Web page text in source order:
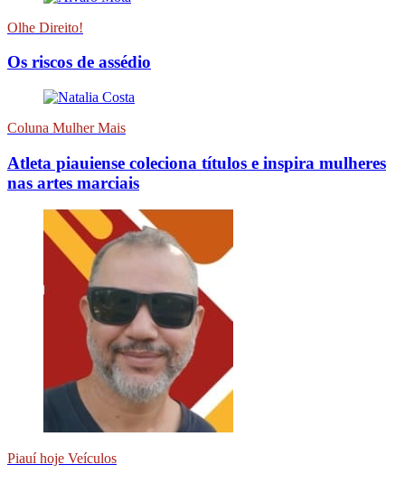
Olhe Direito!
Os riscos de assédio
Coluna Mulher Mais
Atleta piauiense coleciona títulos e inspira mulheres
nas artes marciais
Piauí hoje Veículos